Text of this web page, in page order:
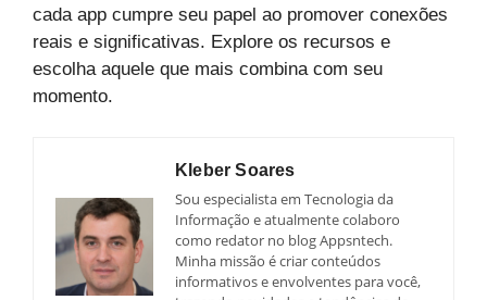
cada app cumpre seu papel ao promover conexões
reais e significativas. Explore os recursos e
escolha aquele que mais combina com seu
momento.
Kleber Soares
Sou especialista em Tecnologia da
Informação e atualmente colaboro
como redator no blog Appsntech.
Minha missão é criar conteúdos
informativos e envolventes para você,